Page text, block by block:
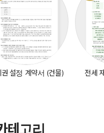
권 설정 계약서 (건물) 전세
테고리